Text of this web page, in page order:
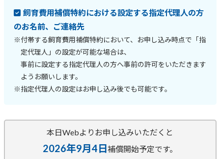
飼育費用補償特約における設定する指定代理人の方
のお名前、ご連絡先
※付帯する飼育費用補償特約において、お申し込み時点で「指
定代理人」の設定が可能な場合は、
事前に設定する指定代理人の方へ事前の許可をいただきます
ようお願いします。
※指定代理人の設定はお申し込み後でも可能です。
本日Webよりお申し込みいただくと
2026年9月4日 補償開始予定です。